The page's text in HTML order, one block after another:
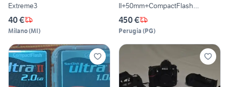
Extreme3
40 €
Milano(MI)
II+50mm+CompactFlash
32GB+lettore CF
450 €
Perugia (PG)